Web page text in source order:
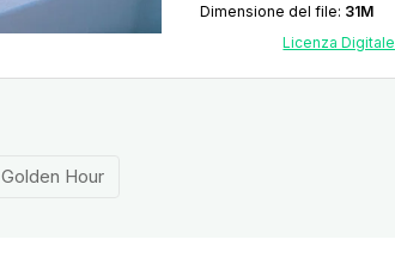
Dimensione del file: 31M
Licenza Digitale
Golden Hour